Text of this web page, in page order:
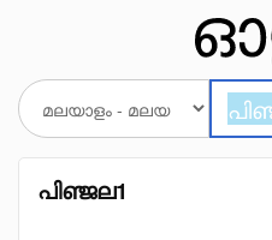
പിഞ്ജല1